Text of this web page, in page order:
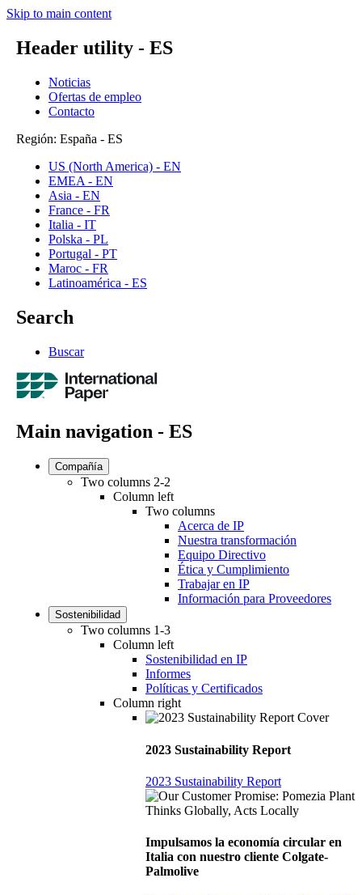
Skip to main content
Header utility - ES
Noticias
Ofertas de empleo
Contacto
Región: España - ES
US (North America) - EN
EMEA - EN
Asia - EN
France - FR
Italia - IT
Polska - PL
Portugal - PT
Maroc - FR
Latinoamérica - ES
Search
Buscar
Main navigation - ES
Compañía
Two columns 2-2
Column left
Two columns
Acerca de IP
Nuestra transformación
Equipo Directivo
Ética y Cumplimiento
Trabajar en IP
Información para Proveedores
Sostenibilidad
Two columns 1-3
Column left
Sostenibilidad en IP
Informes
Políticas y Certificados
Column right
2023 Sustainability Report
2023 Sustainability Report
Impulsamos la economía circular en
Italia con nuestro cliente Colgate-
Palmolive